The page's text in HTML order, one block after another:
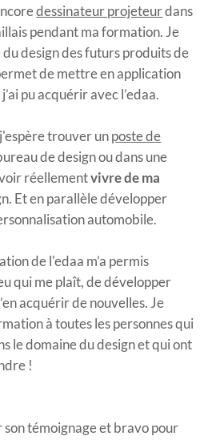
dessinateur projeteurdans
pendant ma formation. Je
design des futurs produits de
de mettre en application
pu acquérir avec l’edaa.
trouver un poste de
de design ou dans une
réellementvivre de ma
Et en parallèle développer
automobile.
de l'edaa m’a permis
qui me plaît, de développer
acquérir de nouvelles. Je
à toutes les personnes qui
le domaine du design et qui ont
!
témoignage et bravo pour